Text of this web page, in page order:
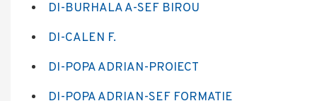
DI-BURHALA A-SEF BIROU
DI-CALEN F.
DI-POPA ADRIAN-PROIECT
DI-POPA ADRIAN-SEF FORMATIE